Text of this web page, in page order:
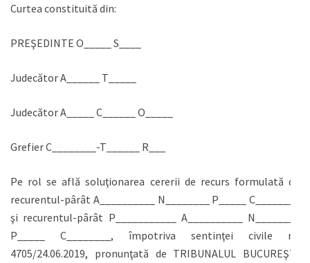
Curtea constituită din:
PREŞEDINTE O_____ S____
Judecător A______ T_____
Judecător A_____ C______ O_____
Grefier C________-T______ R___
Pe rol se află soluţionarea cererii de recurs formulată de
recurentul-pârât A__________ N________ P_____ C________
şi recurentul-pârât P___________ A__________ N________
P_____ C________, împotriva sentinţei civile nr.
4705/24.06.2019, pronunţată de TRIBUNALUL BUCUREŞTI